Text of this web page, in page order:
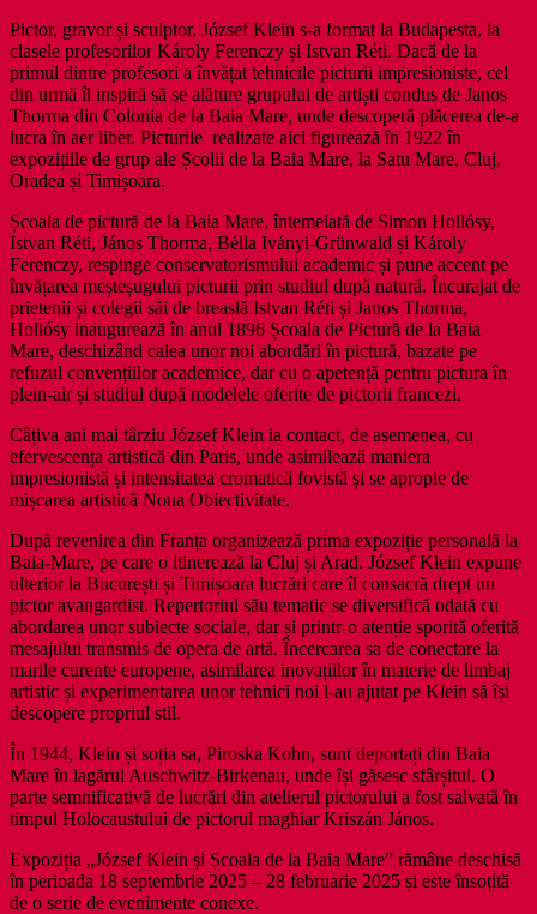
Pictor, gravor și sculptor, József Klein s-a format la Budapesta, la
clasele profesorilor Károly Ferenczy și Istvan Réti. Dacă de la
primul dintre profesori a învățat tehnicile picturii impresioniste, cel
din urmă îl inspiră să se alăture grupului de artiști condus de Janos
Thorma din Colonia de la Baia Mare, unde descoperă plăcerea de-a
lucra în aer liber. Picturile realizate aici figurează în 1922 în
expozițiile de grup ale Școlii de la Baia Mare, la Satu Mare, Cluj,
Oradea și Timișoara.
Școala de pictură de la Baia Mare, întemeiată de Simon Hollósy,
Istvan Réti, János Thorma, Bélla Iványi-Grünwald și Károly
Ferenczy, respinge conservatorismului academic și pune accent pe
învățarea meșteșugului picturii prin studiul după natură. Încurajat de
prietenii și colegii săi de breaslă Istvan Réti și Janos Thorma,
Hollósy inaugurează în anul 1896 Școala de Pictură de la Baia
Mare, deschizând calea unor noi abordări în pictură, bazate pe
refuzul convențiilor academice, dar cu o apetență pentru pictura în
plein-air și studiul după modelele oferite de pictorii francezi.
Câțiva ani mai târziu József Klein ia contact, de asemenea, cu
efervescența artistică din Paris, unde asimilează maniera
impresionistă și intensitatea cromatică fovistă și se apropie de
mișcarea artistică Noua Obiectivitate.
După revenirea din Franța organizează prima expoziție personală la
Baia-Mare, pe care o itinerează la Cluj și Arad. József Klein expune
ulterior la București și Timișoara lucrări care îl consacră drept un
pictor avangardist. Repertoriul său tematic se diversifică odată cu
abordarea unor subiecte sociale, dar și printr-o atenție sporită oferită
mesajului transmis de opera de artă. Încercarea sa de conectare la
marile curente europene, asimilarea inovațiilor în materie de limbaj
artistic și experimentarea unor tehnici noi l-au ajutat pe Klein să își
descopere propriul stil.
În 1944, Klein și soția sa, Piroska Kohn, sunt deportați din Baia
Mare în lagărul Auschwitz-Birkenau, unde își găsesc sfârșitul. O
parte semnificativă de lucrări din atelierul pictorului a fost salvată în
timpul Holocaustului de pictorul maghiar Kriszán János.
Expoziția „József Klein și Școala de la Baia Mare” rămâne deschisă
în perioada 18 septembrie 2025 – 28 februarie 2025 și este însoțită
de o serie de evenimente conexe.